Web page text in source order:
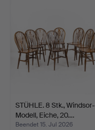
STÜHLE. 8 Stk., Windsor-
Modell, Eiche, 20.…
Beendet 15. Jul 2026